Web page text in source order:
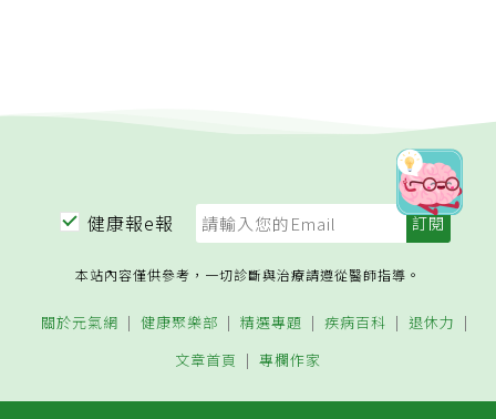
健康報e報
本站內容僅供參考，一切診斷與治療請遵從醫師指導。
關於元氣網 健康聚樂部 精選專題 疾病百科
退休力
文章首頁
專欄作家